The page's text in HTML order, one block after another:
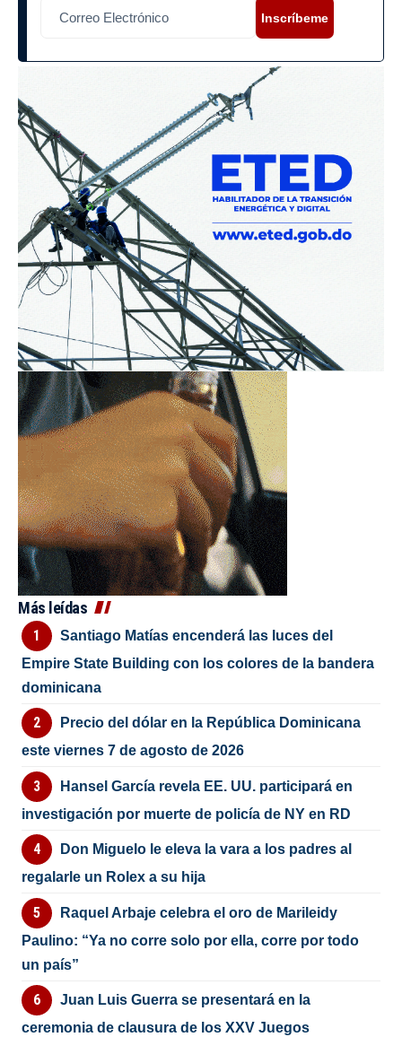
Inscríbeme
Más leídas
Santiago Matías encenderá las luces del
Empire State Building con los colores de la bandera
dominicana
Precio del dólar en la República Dominicana
este viernes 7 de agosto de 2026
Hansel García revela EE. UU. participará en
investigación por muerte de policía de NY en RD
Don Miguelo le eleva la vara a los padres al
regalarle un Rolex a su hija
Raquel Arbaje celebra el oro de Marileidy
Paulino: “Ya no corre solo por ella, corre por todo
un país”
Juan Luis Guerra se presentará en la
ceremonia de clausura de los XXV Juegos